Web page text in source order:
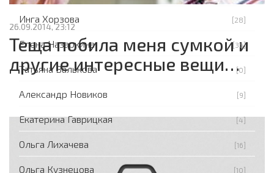
26.09.2014, 23:12
Теща побила меня сумкой и
другие интересные вещи…
Инга Хорзова [28]
Елена Назаркина [36]
Татьяна Валькова [0]
Александр Новиков [9]
Екатерина Гаврицкая [4]
Ольга Лихачева [16]
Ольга Кузнецова [10]